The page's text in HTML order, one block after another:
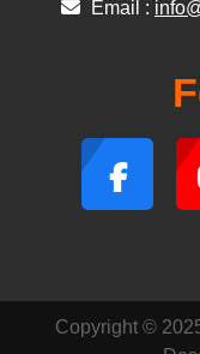
Email :
Copyright ©